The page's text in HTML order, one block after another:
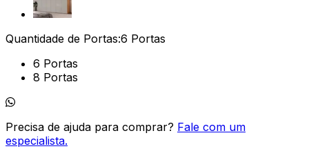
Quantidade de Portas:6 Portas
6 Portas
8 Portas
Precisa de ajuda para comprar? Fale com um
especialista.